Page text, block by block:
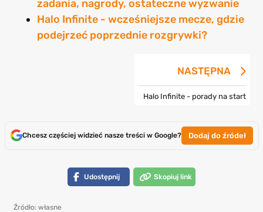
zadania, nagrody, ostateczne wyzwanie
Halo Infinite - wcześniejsze mecze, gdzie
podejrzeć poprzednie rozgrywki?
NASTĘPNA
Halo Infinite - porady na start
Chcesz częściej widzieć nasze treści w Google? Dodaj do źródeł
Udostępnij Skopiuj link
Źródło: własne